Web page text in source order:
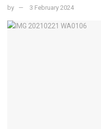
by 3 February 2024